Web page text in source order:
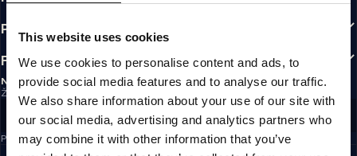
This website uses cookies
We use cookies to personalise content and ads, to
provide social media features and to analyse our traffic.
We also share information about your use of our site with
our social media, advertising and analytics partners who
may combine it with other information that you’ve
PRAVILNICI
FOLLOW US
NEWSLETTER
Želite li primati informacije o najnovijim promocijama i novostima?
Email address
REGISTRIRAJ SE
Prijavom na newsletter potvrđujete da ste pročitaliPravila privatnosti.
CROATIA